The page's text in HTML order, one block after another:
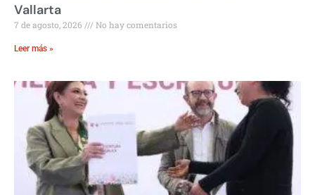
Vallarta
7 de agosto, 2026 No hay comentarios
Leer más »